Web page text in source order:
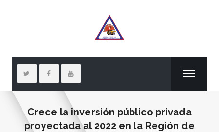
Crece la inversión público privada
proyectada al 2022 en la Región de